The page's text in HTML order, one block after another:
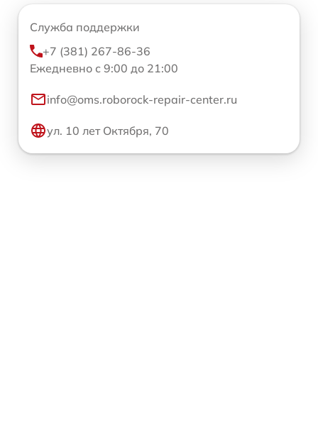
Служба поддержки
+7 (381) 267-86-36
Ежедневно с 9:00 до 21:00
info@oms.roborock-repair-center.ru
ул. 10 лет Октября, 70